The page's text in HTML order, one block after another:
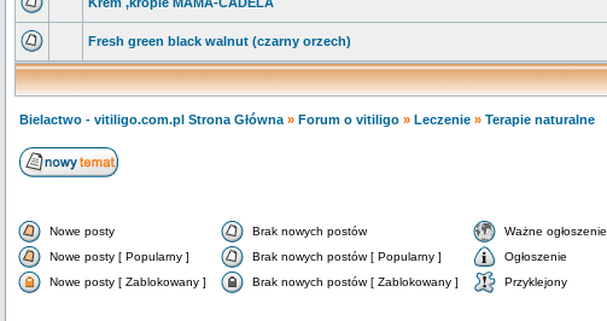
Fresh green black walnut (czarny orzech)
Bielactwo - vitiligo.com.pl Strona Główna » Forum o vitiligo » Leczenie » Terapie naturalne
Nowe posty Brak nowych postów
Ważne ogłoszenie
Nowe posty [ Popularny ]
Brak nowych postów [ Popularny ]
Ogłoszenie
Nowe posty [ Zablokowany ]
Brak nowych postów [ Zablokowany ] Przyklejony